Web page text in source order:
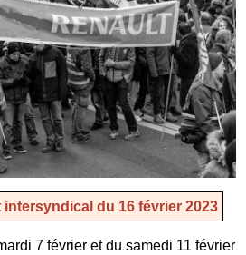
du 16 février 2023
7 février et du samedi 11 février